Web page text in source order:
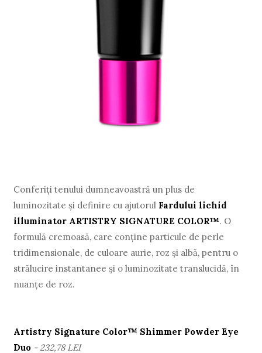
Conferiți tenului dumneavoastră un plus de
luminozitate și definire cu ajutorul Fardului lichid
illuminator ARTISTRY SIGNATURE COLOR™. O
formulă cremoasă, care conține particule de perle
tridimensionale, de culoare aurie, roz și albă, pentru o
strălucire instantanee și o luminozitate translucidă, în
nuanțe de roz.
Artistry Signature Color™ Shimmer Powder Eye
Duo - 232,78 LEI